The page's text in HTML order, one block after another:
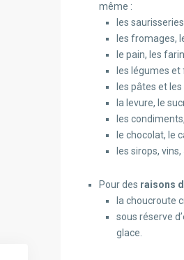
même :
les
les fromages,
le pain, les
les légumes
les pâtes et
la levure, le
les
le chocolat, le
les sirops,
Pour des raisons
la choucroute
sous réserve
glace.